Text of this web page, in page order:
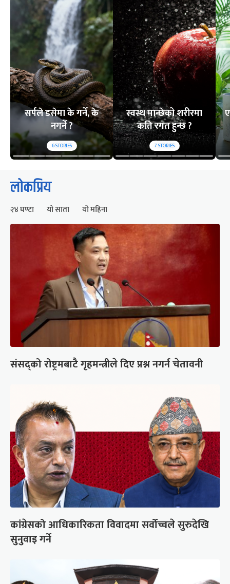
सर्पले डसेमा के गर्ने, के
नगर्ने ?
6STORIES
स्वस्थ मान्छेको शरीरमा
कति रगत हुन्छ ?
7STORIES
लोकप्रिय
२४ घण्टा यो साता यो महिना
संसद्को रोष्ट्रमबाटै गृहमन्त्रीले दिए प्रश्न नगर्न चेतावनी
कांग्रेसको आधिकारिकता विवादमा सर्वोच्चले सुरुदेखि
सुनुवाइ गर्ने